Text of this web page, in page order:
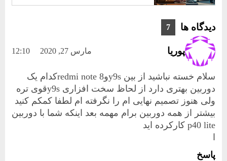
دیدگاه ها 7
پوریا مارس 27, 2020 12:10
سلام خسته نباشید از بین y9sوredmi note 8کدام یک
دوربین بهتری دارد از لحاظ سخت افزاری y9sقوی تره
ولی هنوز تصمیم نهایی ام را نگرفته ام لطفا کمکم کنید
بیشتر از همه دوربین برام مهمه بعد اینکه شما با دوربین
p40 lite کارکرده اید
پاسخ